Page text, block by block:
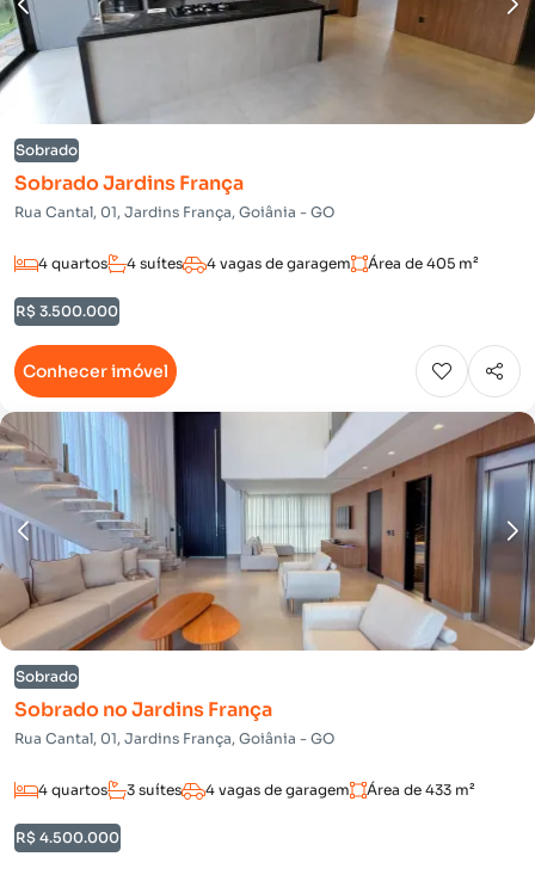
Sobrado
Sobrado Jardins França
Rua Cantal, 01, Jardins França, Goiânia - GO
4 quartos 4 suítes 4 vagas de garagem Área de 405 m²
R$ 3.500.000
Conhecer imóvel
Sobrado
Sobrado no Jardins França
Rua Cantal, 01, Jardins França, Goiânia - GO
4 quartos 3 suítes 4 vagas de garagem Área de 433 m²
R$ 4.500.000